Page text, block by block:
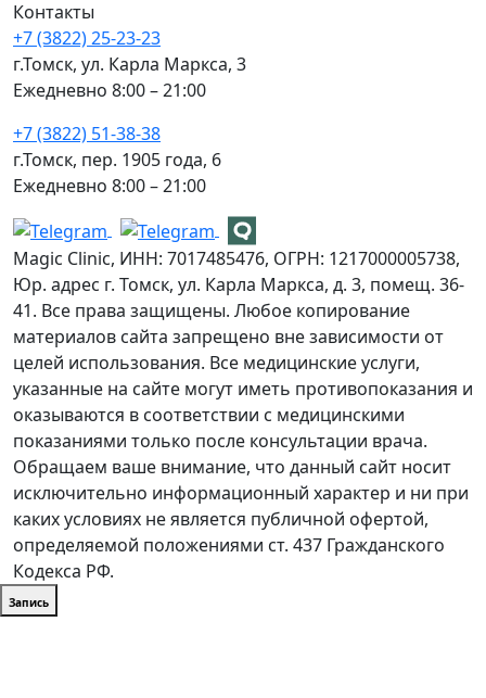
Контакты
+7 (3822) 25-23-23
г.Томск, ул. Карла Маркса, 3
Ежедневно 8:00 – 21:00
+7 (3822) 51-38-38
г.Томск, пер. 1905 года, 6
Ежедневно 8:00 – 21:00
Magic Clinic, ИНН: 7017485476, ОГРН: 1217000005738,
Юр. адрес г. Томск, ул. Карла Маркса, д. 3, помещ. 36-
41. Все права защищены. Любое копирование
материалов сайта запрещено вне зависимости от
целей использования. Все медицинские услуги,
указанные на сайте могут иметь противопоказания и
оказываются в соответствии с медицинскими
показаниями только после консультации врача.
Обращаем ваше внимание, что данный сайт носит
исключительно информационный характер и ни при
каких условиях не является публичной офертой,
определяемой положениями ст. 437 Гражданского
Кодекса РФ.
Запись